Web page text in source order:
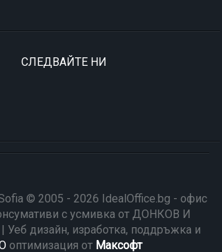
СЛЕДВАЙТЕ НИ
© 2005 - 2026 IdealOffice.bg - офис
с усмивка от ДОНКОВ И
дизайн, изработка, поддръжка и
оптимизация от Максофт